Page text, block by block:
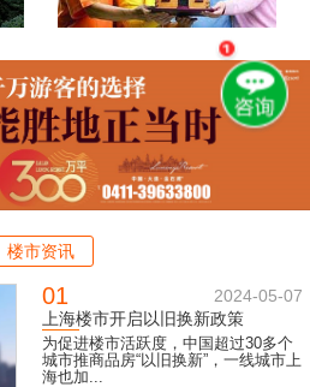
楼市资讯
01
2024-05-07
上海楼市开启以旧换新政策
为促进楼市活跃度，中国超过30多个
城市推商品房“以旧换新”，一线城市上
海也加...